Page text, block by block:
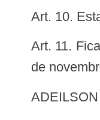
Art. 10.
Art. 11. Fica revogada a Portaria nº 230/SVS/MS, de 9 de novembro de 2005, publicada no Diário Oficial da União nº 216, de 10
de